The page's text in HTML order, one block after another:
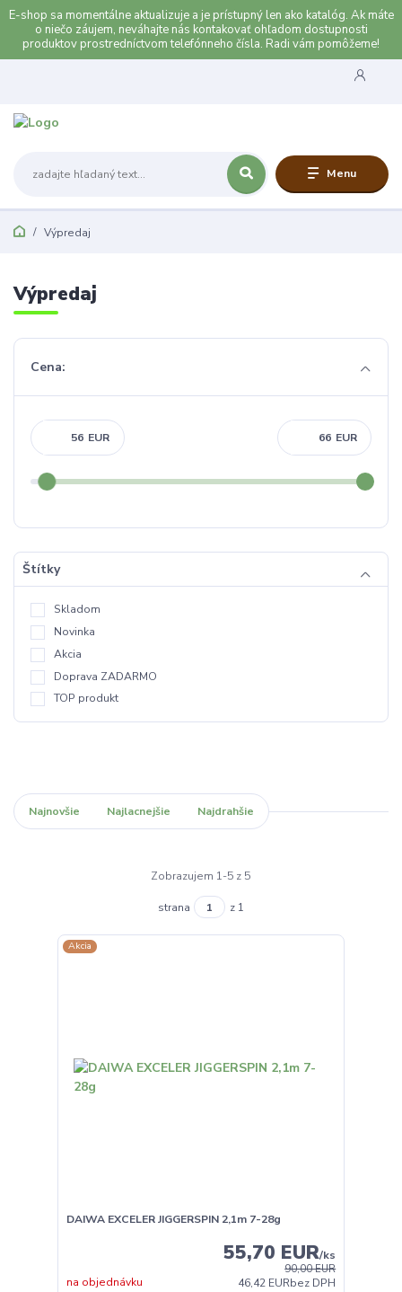
E-shop sa momentálne aktualizuje a je prístupný len ako katalóg. Ak máte
o niečo záujem, neváhajte nás kontakovať ohľadom dostupnosti
produktov prostredníctvom telefónneho čísla. Radi vám pomôžeme!
Menu
Výpredaj
Výpredaj
Cena:
EUR EUR
Štítky
Skladom
Novinka
Akcia
Doprava ZADARMO
TOP produkt
Najnovšie Najlacnejšie Najdrahšie
Zobrazujem 1-5 z 5
strana z 1
Akcia
DAIWA EXCELER JIGGERSPIN 2,1m 7-28g
90,00 EUR
55,70 EUR/ks
46,42 EURbez DPH
na objednávku